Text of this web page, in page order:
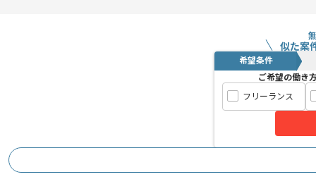
似た案
希望条件
ご希望の働き
フリーランス